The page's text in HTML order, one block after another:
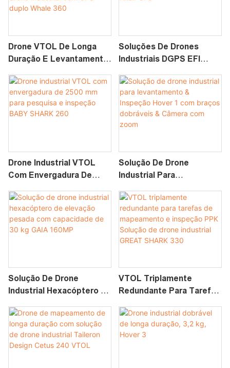
Drone VTOL De Longa
Duração E Levantamento
Drone Industrial Com GPS
Duplo Whale 360
Soluções De Drones
Industriais DGPS EFI
VTOL UAV Altair-370
Drone Industrial VTOL
Com Envergadura De
Inspeção BABY SHARK
260
Solução De Drone
Industrial Para
Inspeção Hover 1 Com
Braços Dobráveis &
Câmera Com Zoom
Solução De Drone
Industrial Hexacóptero De
Capacidade De 30 Kg
GAIA 160MP
VTOL Triplamente
Redundante Para Tarefas
Inspeção PPK Solução De
Drone Industrial GREAT
SHARK 330